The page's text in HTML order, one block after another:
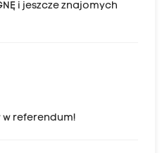
i jeszcze znajomych
w referendum!